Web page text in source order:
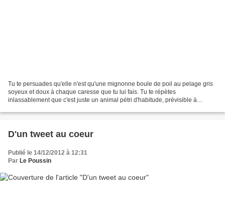
Tu te persuades qu'elle n'est qu'une mignonne boule de poil au pelage gris
soyeux et doux à chaque caresse que tu lui fais. Tu te répètes
inlassablement que c'est juste un animal pétri d'habitude, prévisible à
D'un tweet au coeur
Publié le 14/12/2012 à 12:31
Par Le Poussin